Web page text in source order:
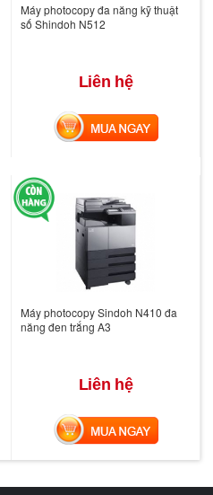
Máy photocopy đa năng kỹ thuật
số Shindoh N512
Liên hệ
MUA NGAY
Máy photocopy Sindoh N410 đa
năng đen trắng A3
Liên hệ
MUA NGAY